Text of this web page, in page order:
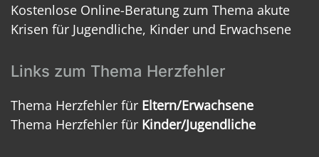
Kostenlose Online-Beratung zum Thema akute
Krisen für Jugendliche, Kinder und Erwachsene
Links zum Thema Herzfehler
Thema Herzfehler für Eltern/Erwachsene
Thema Herzfehler für Kinder/Jugendliche